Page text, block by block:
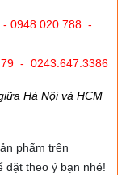
- 0948.020.788 -
- 0243.647.3386
Hà Nội và HCM
phẩm trên
đặt theo ý bạn nhé!